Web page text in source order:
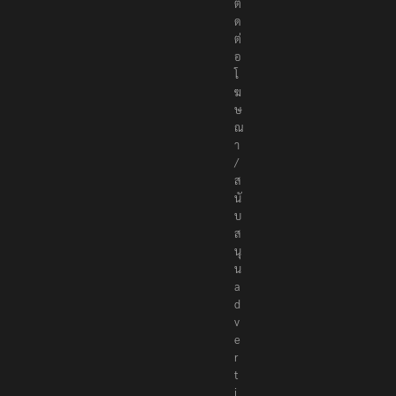
c
o
ติ
ด
ต่
อ
โ
ฆ
ษ
ณ
า
/
ส
นั
บ
ส
นุ
น
a
d
v
e